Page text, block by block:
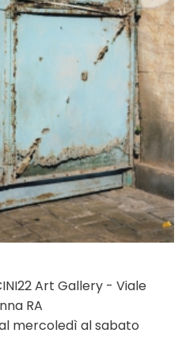
Art Gallery - Viale
RA
mercoledì al sabato